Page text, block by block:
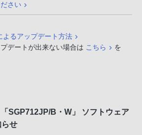
さい
よるアップデート方法
デートが出来ない場合は こちら
を
SGP712JP/B・W」 ソフトウェア
せ